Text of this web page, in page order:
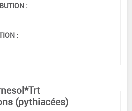
:
:
(pythiacées)